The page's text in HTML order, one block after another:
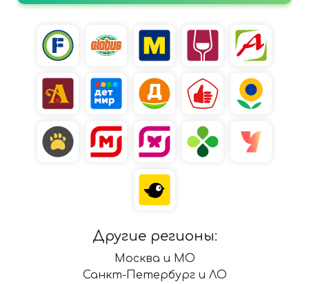
Другие регионы:
Москва и МО
Санкт-Петербург и ЛО